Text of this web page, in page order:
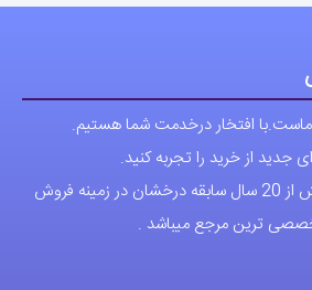
گزینه
ها
ممکن
است
در
گزینه
ها
است
ماست.با افتخار درخدمت شما هستیم.
جدید از خرید را تجربه کنید.
فروشگاه اقای خاص با بیش از 20 سال سابقه درخشان در زمینه فروش
ترین مرجع میباشد .